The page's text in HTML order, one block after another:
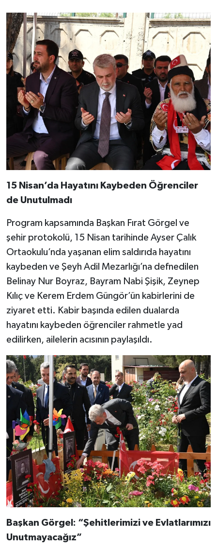
15 Nisan’da Hayatını Kaybeden Öğrenciler
de Unutulmadı
Program kapsamında Başkan Fırat Görgel ve
şehir protokolü, 15 Nisan tarihinde Ayser Çalık
Ortaokulu’nda yaşanan elim saldırıda hayatını
kaybeden ve Şeyh Adil Mezarlığı’na defnedilen
Belinay Nur Boyraz, Bayram Nabi Şişik, Zeynep
Kılıç ve Kerem Erdem Güngör’ün kabirlerini de
ziyaret etti. Kabir başında edilen dualarda
hayatını kaybeden öğrenciler rahmetle yad
edilirken, ailelerin acısının paylaşıldı.
Başkan Görgel: “Şehitlerimizi ve Evlatlarımızı
Unutmayacağız”